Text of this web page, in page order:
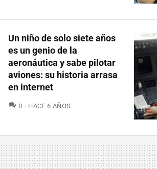
Un niño de solo siete años
es un genio de la
aeronáutica y sabe pilotar
aviones: su historia arrasa
en internet
0 COMENTARIOS
HACE 6 AÑOS